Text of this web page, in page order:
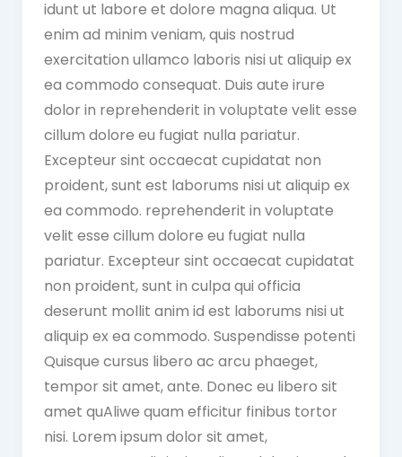
idunt ut labore et dolore magna aliqua. Ut
enim ad minim veniam, quis nostrud
exercitation ullamco laboris nisi ut aliquip ex
ea commodo consequat. Duis aute irure
dolor in reprehenderit in voluptate velit esse
cillum dolore eu fugiat nulla pariatur.
Excepteur sint occaecat cupidatat non
proident, sunt est laborums nisi ut aliquip ex
ea commodo. reprehenderit in voluptate
velit esse cillum dolore eu fugiat nulla
pariatur. Excepteur sint occaecat cupidatat
non proident, sunt in culpa qui officia
deserunt mollit anim id est laborums nisi ut
aliquip ex ea commodo. Suspendisse potenti
Quisque cursus libero ac arcu phaeget,
tempor sit amet, ante. Donec eu libero sit
amet quAliwe quam efficitur finibus tortor
nisi. Lorem ipsum dolor sit amet,